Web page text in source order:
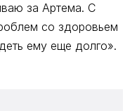
за Артема. С
со здоровьем
ему еще долго».